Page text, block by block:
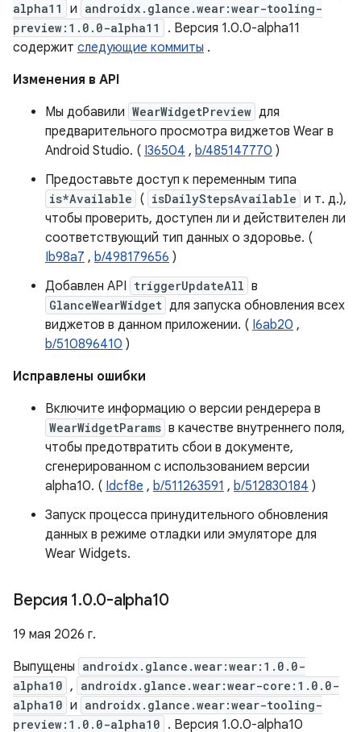
alpha11
и androidx.glance.wear:wear-tooling-
preview:1.0.0-alpha11
. Версия 1.0.0-alpha11
содержит следующие коммиты .
Изменения в API
Мы добавили WearWidgetPreview для
предварительного просмотра виджетов Wear в
Android Studio. ( I36504 , b/485147770 )
Предоставьте доступ к переменным типа
is*Available ( isDailyStepsAvailable и т. д.),
чтобы проверить, доступен ли и действителен ли
соответствующий тип данных о здоровье. (
Ib98a7 , b/498179656 )
Добавлен API triggerUpdateAll в
GlanceWearWidget для запуска обновления всех
виджетов в данном приложении. ( I6ab20 ,
b/510896410 )
Исправлены ошибки
Включите информацию о версии рендерера в
WearWidgetParams в качестве внутреннего поля,
чтобы предотвратить сбои в документе,
сгенерированном с использованием версии
alpha10. ( Idcf8e , b/511263591 , b/512830184 )
Запуск процесса принудительного обновления
данных в режиме отладки или эмуляторе для
Wear Widgets.
Версия 1.0.0-alpha10
19 мая 2026 г.
Выпущены androidx.glance.wear:wear:1.0.0-
alpha10 , androidx.glance.wear:wear-core:1.0.0-
alpha10 и androidx.glance.wear:wear-tooling-
preview:1.0.0-alpha10 . Версия 1.0.0-alpha10